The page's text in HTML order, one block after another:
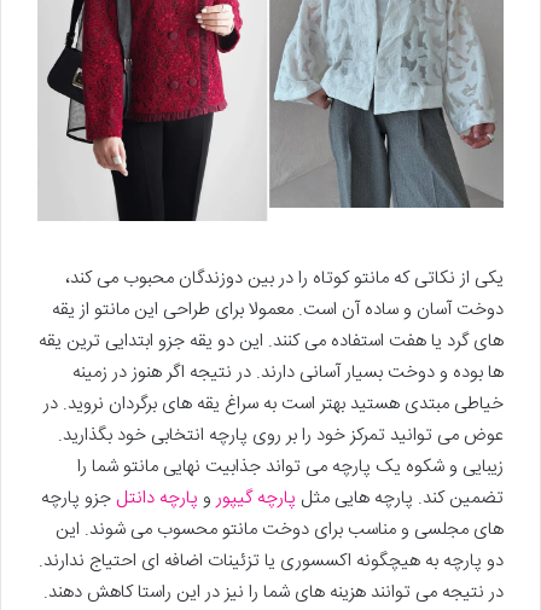
یکی از نکاتی که مانتو کوتاه را در بین دوزندگان محبوب می کند،
دوخت آسان و ساده آن است. معمولا برای طراحی این مانتو از یقه
های گرد یا هفت استفاده می کنند. این دو یقه جزو ابتدایی ترین یقه
ها بوده و دوخت بسیار آسانی دارند. در نتیجه اگر هنوز در زمینه
خیاطی مبتدی هستید بهتر است به سراغ یقه های برگردان نروید. در
عوض می توانید تمرکز خود را بر روی پارچه انتخابی خود بگذارید.
زیبایی و شکوه یک پارچه می تواند جذابیت نهایی مانتو شما را
تضمین کند. پارچه هایی مثل پارچه گیپورو پارچه دانتل جزو پارچه
های مجلسی و مناسب برای دوخت مانتو محسوب می شوند. این
دو پارچه به هیچگونه اکسسوری یا تزئینات اضافه ای احتیاج ندارند.
در نتیجه می توانند هزینه های شما را نیز در این راستا کاهش دهند.